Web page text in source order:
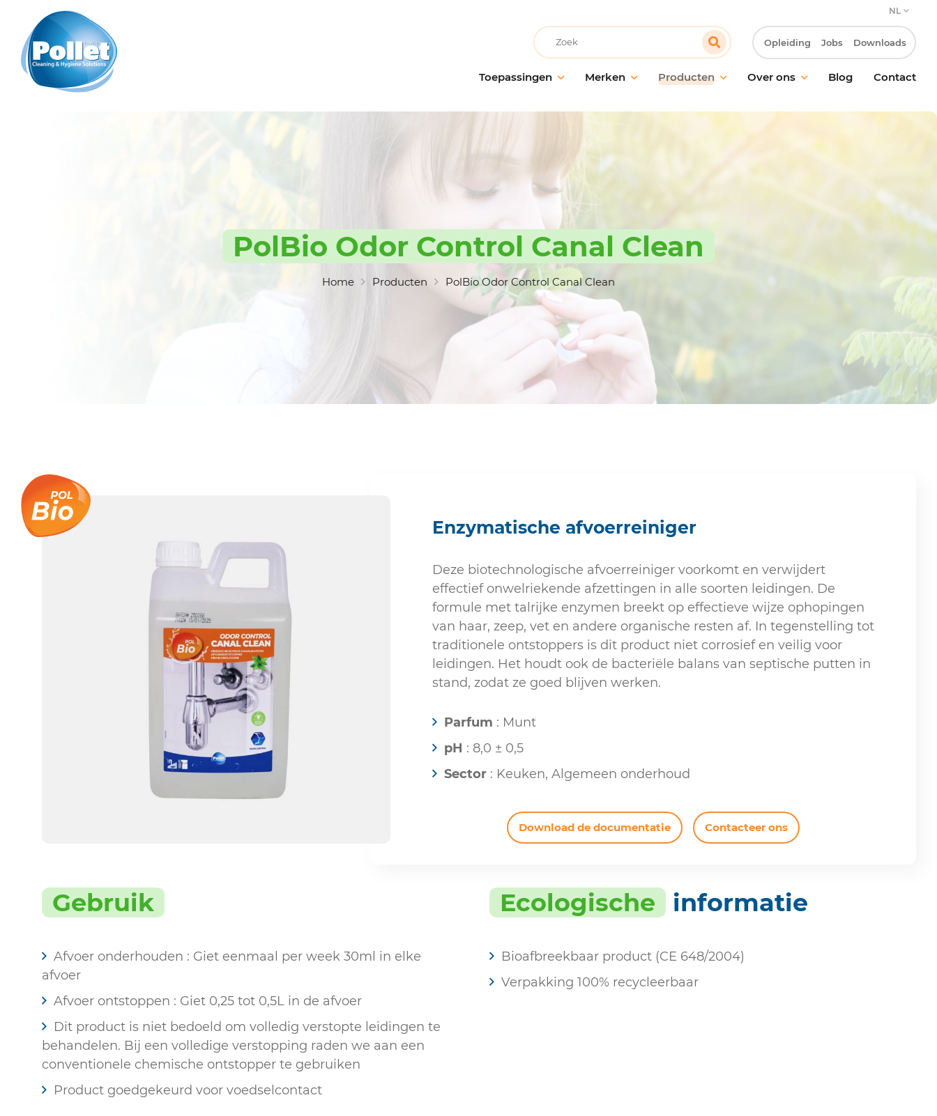
NL
Toepassingen
Facilitair onderhoud
Grootwarenhuizen
Keuken en voedselbereiding
Non-food industrie
Voedingsindustrie
Merken
AllerClean
PolGreen
EchoClean
Caps
Vikan
Producten
Onderhoud van vloeren
Probiotische reiniging
Handhygiëne
Schoonmaakmateriaal en
Over ons
Onze verbintenis
Blog Contact
Recherche Opleiding Jobs Downloads
PolBio Odor Control Canal Clean
Home Producten PolBio Odor Control Canal Clean
Enzymatische afvoerreiniger
Deze biotechnologische afvoerreiniger voorkomt en verwijdert
effectief onwelriekende afzettingen in alle soorten leidingen. De
formule met talrijke enzymen breekt op effectieve wijze ophopingen
van haar, zeep, vet en andere organische resten af. In tegenstelling tot
traditionele ontstoppers is dit product niet corrosief en veilig voor
leidingen. Het houdt ook de bacteriële balans van septische putten in
stand, zodat ze goed blijven werken.
Parfum : Munt
pH : 8,0 ± 0,5
Sector : Keuken, Algemeen onderhoud
Download de documentatie Contacteer ons
Gebruik
Afvoer onderhouden : Giet eenmaal per week 30ml in elke
afvoer
Afvoer ontstoppen : Giet 0,25 tot 0,5L in de afvoer
Dit product is niet bedoeld om volledig verstopte leidingen te
behandelen. Bij een volledige verstopping raden we aan een
conventionele chemische ontstopper te gebruiken
Product goedgekeurd voor voedselcontact
Ecologische informatie
Bioafbreekbaar product (CE 648/2004)
Verpakking 100% recycleerbaar